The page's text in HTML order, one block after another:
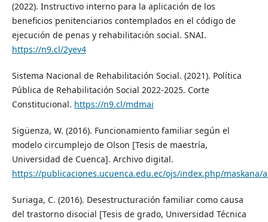
(2022). Instructivo interno para la aplicación de los
beneficios penitenciarios contemplados en el código de
ejecución de penas y rehabilitación social. SNAI.
https://n9.cl/2yev4
Sistema Nacional de Rehabilitación Social. (2021). Política
Pública de Rehabilitación Social 2022-2025. Corte
Constitucional. https://n9.cl/mdmai
Sigüenza, W. (2016). Funcionamiento familiar según el
modelo circumplejo de Olson [Tesis de maestría,
Universidad de Cuenca]. Archivo digital.
https://publicaciones.ucuenca.edu.ec/ojs/index.php/maskana/
Suriaga, C. (2016). Desestructuración familiar como causa
del trastorno disocial [Tesis de grado, Universidad Técnica